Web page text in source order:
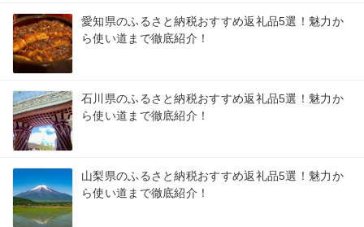
愛知県のふるさと納税おすすめ返礼品5選！魅力か
ら使い道まで徹底紹介！
石川県のふるさと納税おすすめ返礼品5選！魅力か
ら使い道まで徹底紹介！
山梨県のふるさと納税おすすめ返礼品5選！魅力か
ら使い道まで徹底紹介！